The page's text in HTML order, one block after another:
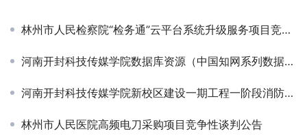
林州市人民检察院“检务通”云平台系统升级服务项目竞争性磋商公告￼
河南开封科技传媒学院数据库资源（中国知网系列数据库）采购项目单一来源采购公告
河南开封科技传媒学院新校区建设一期工程一阶段消防检测技术服务项目竞争性磋商公告
林州市人民医院高频电刀采购项目竞争性谈判公告